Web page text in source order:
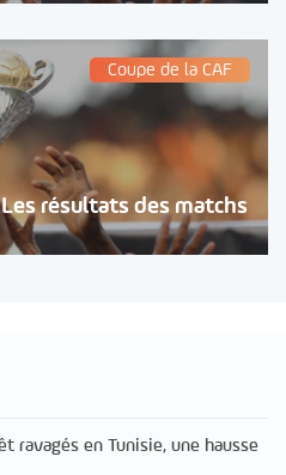
Coupe de la CAF
Les résultats des matchs
ravagés en Tunisie, une hausse